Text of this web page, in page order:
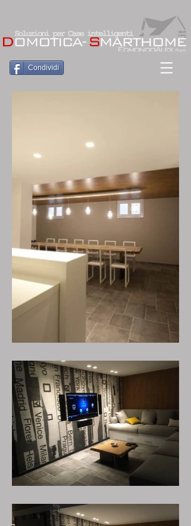
Condividi